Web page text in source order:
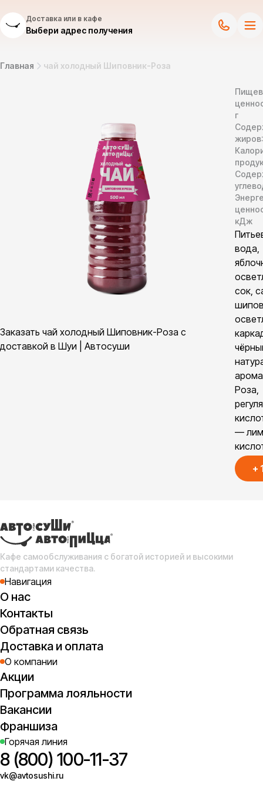
Доставка или в кафе
Выбери адрес получения
Главная чай холодный Шиповник-Роза
Заказать чай холодный Шиповник-Роза с
доставкой в Шуи | Автосуши
г
кДж
вода,
сок,
Роза,
—
+
Кафе самообслуживания с богатой историей и высокими
стандартами качества.
Навигация
О нас
Контакты
Обратная связь
Доставка и оплата
О компании
Акции
Программа лояльности
Вакансии
Франшиза
Горячая линия
8 (800) 100-11-37
vk@avtosushi.ru